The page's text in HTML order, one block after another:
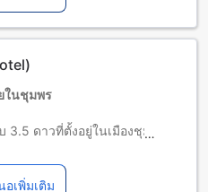
ทห้องที่เลือก กรุณาตรวจสอบ
ห้องสำหรับข้อมูลเพิ่มเติม
เติม
ในชุมพร
3.5 ดาวที่ตั้งอยู่ในเมืองชุมพร
ตรกับกระเป๋าตังค์
มด 130 ห้อง ที่ผู้เข้าพักสามารถ
อเพิ่มเติม